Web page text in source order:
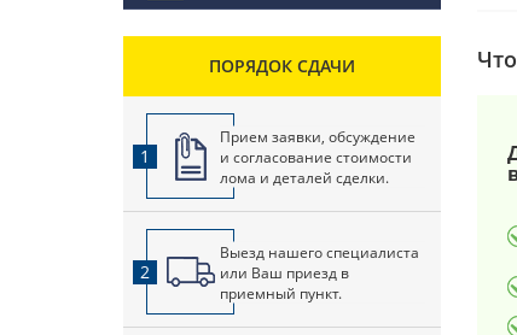
ПОРЯДОК СДАЧИ
1
Прием заявки, обсуждение
и согласование стоимости
лома и деталей сделки.
2
Выезд нашего специалиста
или Ваш приезд в
приемный пункт.